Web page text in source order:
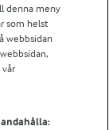
denna meny
som helst
webbsidan